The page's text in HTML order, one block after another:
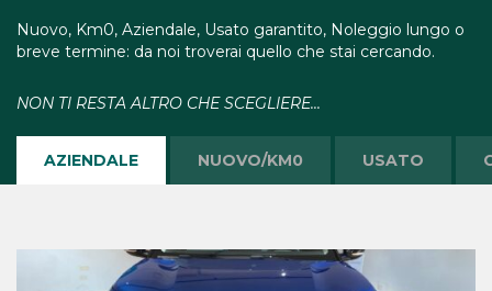
Nuovo, Km0, Aziendale, Usato garantito, Noleggio lungo o
breve termine: da noi troverai quello che stai cercando.
NON TI RESTA ALTRO CHE SCEGLIERE...
AZIENDALE NUOVO/KM0 USATO